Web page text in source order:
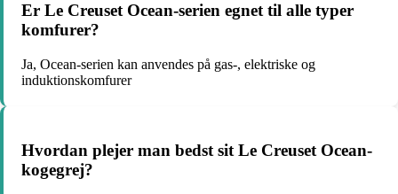
Er Le Creuset Ocean-serien egnet til alle typer
komfurer?
Ja, Ocean-serien kan anvendes på gas-, elektriske og
induktionskomfurer
Hvordan plejer man bedst sit Le Creuset Ocean-
kogegrej?